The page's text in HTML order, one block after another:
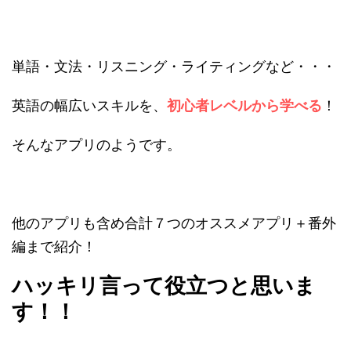
単語・文法・リスニング・ライティングなど・・・
英語の幅広いスキルを、 初心者レベルから学べる ！
そんなアプリのようです。
他のアプリも含め合計７つのオススメアプリ＋番外
編まで紹介！
ハッキリ言って役立つと思いま
す！！